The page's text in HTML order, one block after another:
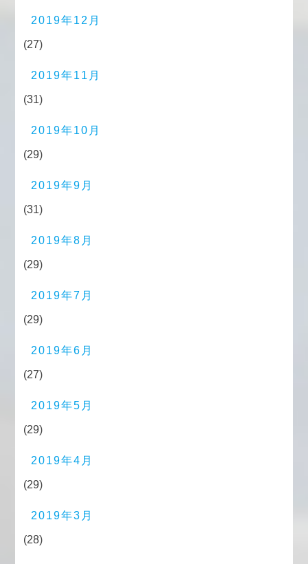
2019年12月
(27)
2019年11月
(31)
2019年10月
(29)
2019年9月
(31)
2019年8月
(29)
2019年7月
(29)
2019年6月
(27)
2019年5月
(29)
2019年4月
(29)
2019年3月
(28)